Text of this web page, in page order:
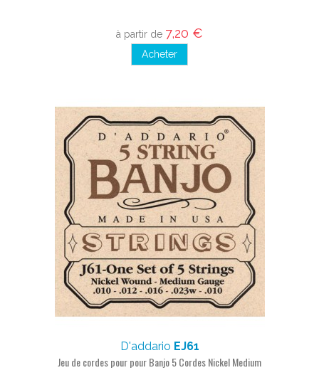
à partir de 7,20 €
Acheter
D'addario EJ61
Jeu de cordes pour pour Banjo 5 Cordes Nickel Medium